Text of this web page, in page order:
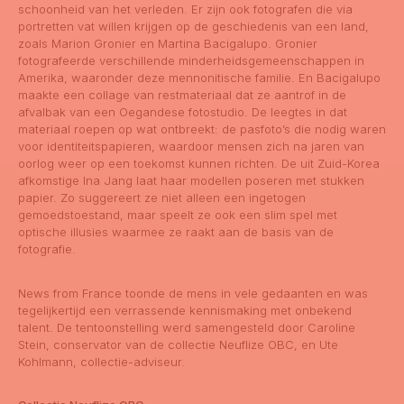
ANBI gegevens
Q&A VBCN
Contact
schoonheid van het verleden. Er zijn ook fotografen die via
portretten vat willen krijgen op de geschiedenis van een land,
zoals Marion Gronier en Martina Bacigalupo. Gronier
fotografeerde verschillende minderheidsgemeenschappen in
Amerika, waaronder deze mennonitische familie. En Bacigalupo
maakte een collage van restmateriaal dat ze aantrof in de
afvalbak van een Oegandese fotostudio. De leegtes in dat
materiaal roepen op wat ontbreekt: de pasfoto’s die nodig waren
voor identiteitspapieren, waardoor mensen zich na jaren van
oorlog weer op een toekomst kunnen richten. De uit Zuid-Korea
afkomstige Ina Jang laat haar modellen poseren met stukken
papier. Zo suggereert ze niet alleen een ingetogen
gemoedstoestand, maar speelt ze ook een slim spel met
optische illusies waarmee ze raakt aan de basis van de
fotografie.
News from France toonde de mens in vele gedaanten en was
tegelijkertijd een verrassende kennismaking met onbekend
talent. De tentoonstelling werd samengesteld door Caroline
Stein, conservator van de collectie Neuflize OBC, en Ute
Kohlmann, collectie-adviseur.